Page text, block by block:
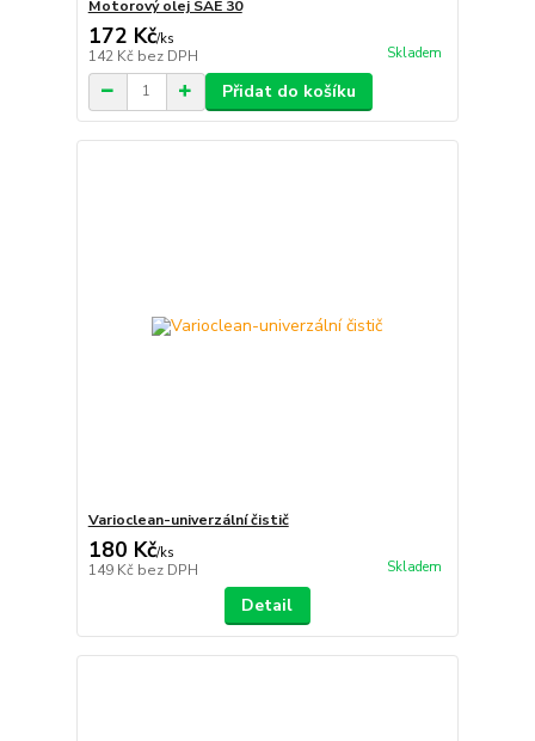
Motorový olej SAE 30
172 Kč/ks
142 Kč bez DPH Skladem
Přidat do košíku
Varioclean-univerzální čistič
180 Kč/ks
149 Kč bez DPH Skladem
Detail